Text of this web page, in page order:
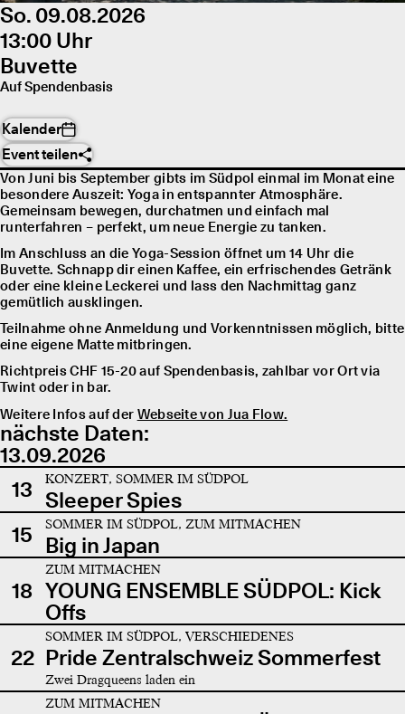
So. 09.08.2026
13:00 Uhr
Buvette
Auf Spendenbasis
Kalender
Event teilen
Von Juni bis September gibts im Südpol einmal im Monat eine
besondere Auszeit: Yoga in entspannter Atmosphäre.
Gemeinsam bewegen, durchatmen und einfach mal
runterfahren – perfekt, um neue Energie zu tanken.
Im Anschluss an die Yoga-Session öffnet um 14 Uhr die
Buvette. Schnapp dir einen Kaffee, ein erfrischendes Getränk
oder eine kleine Leckerei und lass den Nachmittag ganz
gemütlich ausklingen.
Teilnahme ohne Anmeldung und Vorkenntnissen möglich, bitte
eine eigene Matte mitbringen.
Richtpreis CHF 15-20 auf Spendenbasis, zahlbar vor Ort via
Twint oder in bar.
Weitere Infos auf der Webseite von Jua Flow.
nächste Daten:
13.09.2026
13
KONZERT, SOMMER IM SÜDPOL
Sleeper Spies
15
SOMMER IM SÜDPOL, ZUM MITMACHEN
Big in Japan
18
ZUM MITMACHEN
YOUNG ENSEMBLE SÜDPOL: Kick
Offs
22
SOMMER IM SÜDPOL, VERSCHIEDENES
Pride Zentralschweiz Sommerfest
Zwei Dragqueens laden ein
ZUM MITMACHEN